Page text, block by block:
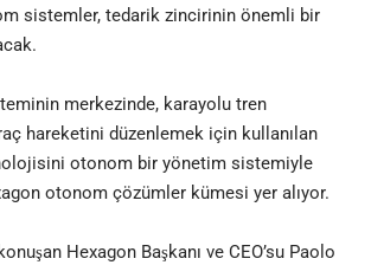
sistemler, tedarik zincirinin önemli bir
merkezinde, karayolu tren
hareketini düzenlemek için kullanılan
otonom bir yönetim sistemiyle
otonom çözümler kümesi yer alıyor.
Hexagon Başkanı ve CEO’su Paolo